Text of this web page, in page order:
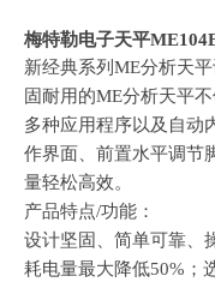
梅特勒电子天平
新经典系列ME分析天
固耐用的ME分析天平
多种应用程序以及自动
作界面、前置水平调节
量轻松高效。
产品特点/功能：
设计坚固、简单可靠、
耗电量最大降低50%；